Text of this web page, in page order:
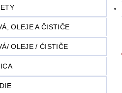
OLEJE A ČISTIČE
OLEJE / ĆISTIČE